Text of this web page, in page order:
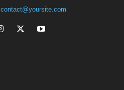
contact@yoursite.com